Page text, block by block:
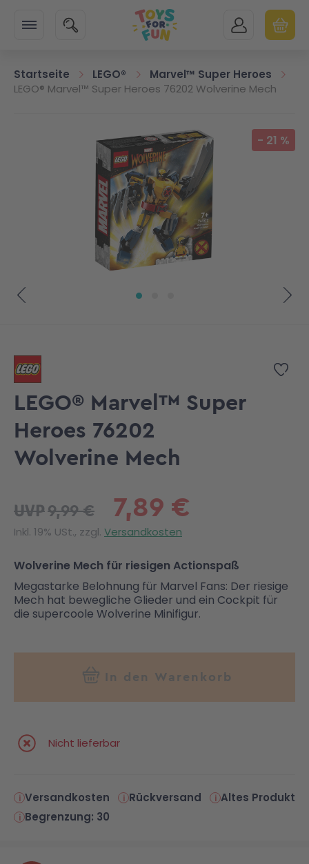
SUCHE MEIN KONTO
Startseite LEGO®
Marvel™ Super Heroes
LEGO® Marvel™ Super Heroes 76202 Wolverine Mech
Zum Ende der Bildgalerie springen - 21 %
Zur
LEGO® Marvel™ Super
Heroes 76202
Wolverine Mech
7,89 €
UVP9,99 €
Inkl. 19% USt., zzgl. Versandkosten
Wolverine Mech für riesigen Actionspaß
Megastarke Belohnung für Marvel Fans: Der riesige
Mech hat bewegliche Glieder und ein Cockpit für
die supercoole Wolverine Minifigur.
In den Warenkorb
Nicht lieferbar
Versandkosten Rückversand
Altes Produkt
Begrenzung: 30